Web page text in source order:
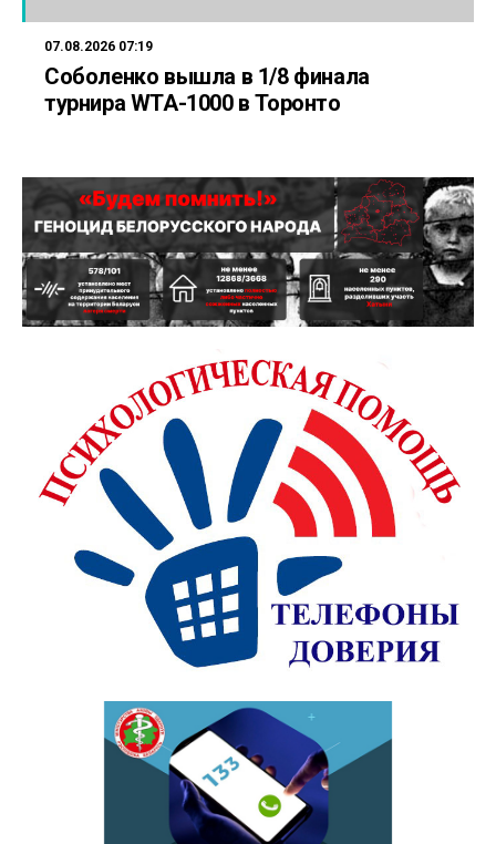
07.08.2026 07:19
Соболенко вышла в 1/8 финала
турнира WTA-1000 в Торонто